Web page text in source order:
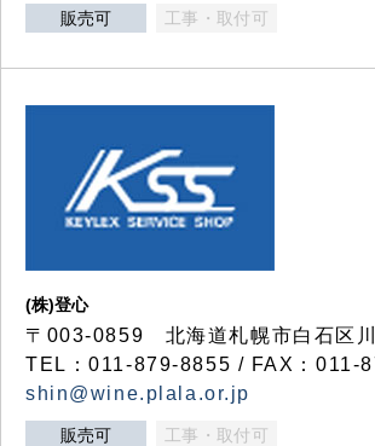
販売可 工事・取付可
(株)登心
〒003-0859 北海道札幌市白石区
TEL：011-879-8855 / FAX：011-
shin@wine.plala.or.jp
販売可 工事・取付可